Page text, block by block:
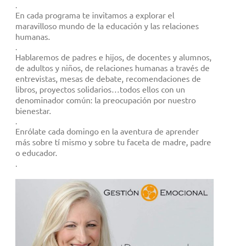
En cada programa te invitamos a explorar el
maravilloso mundo de la educación y las relaciones
humanas.
Hablaremos de padres e hijos, de docentes y alumnos,
de adultos y niños, de relaciones humanas a través de
entrevistas, mesas de debate, recomendaciones de
libros, proyectos solidarios…todos ellos con un
denominador común: la preocupación por nuestro
bienestar.
Enrólate cada domingo en la aventura de aprender
más sobre tí mismo y sobre tu faceta de madre, padre
o educador.